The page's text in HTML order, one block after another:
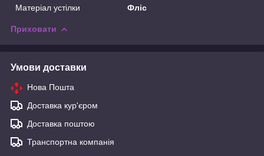
Матеріал устілки
Фліс
Приховати
Умови доставки
Нова Пошта
Доставка кур'єром
Доставка поштою
Транспортна компанія